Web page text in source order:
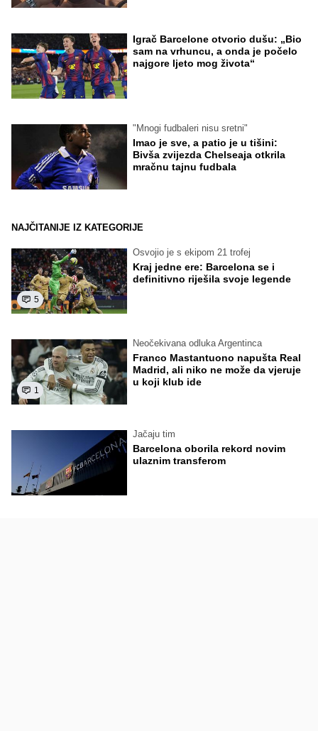
Igrač Barcelone otvorio dušu: „Bio
sam na vrhuncu, a onda je počelo
najgore ljeto mog života“
"Mnogi fudbaleri nisu sretni"
Imao je sve, a patio je u tišini:
Bivša zvijezda Chelseaja otkrila
mračnu tajnu fudbala
NAJČITANIJE IZ KATEGORIJE
5
Osvojio je s ekipom 21 trofej
Kraj jedne ere: Barcelona se i
definitivno riješila svoje legende
1
Neočekivana odluka Argentinca
Franco Mastantuono napušta Real
Madrid, ali niko ne može da vjeruje
u koji klub ide
Jačaju tim
Barcelona oborila rekord novim
ulaznim transferom